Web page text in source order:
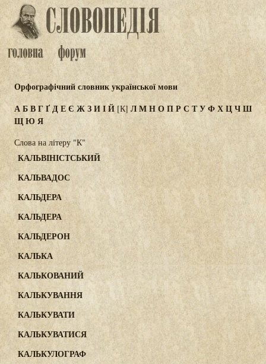
Орфографічний словник української мови
АБВГҐДЕЄ ЖЗИІЙ [К] ЛМНОПРСТУФХЦЧШ
ЩЮ Я
Слова на літеру "К"
КАЛЬВІНІСТСЬКИЙ
КАЛЬВАДОС
КАЛЬДЕРА
КАЛЬДЕРА
КАЛЬДЕРОН
КАЛЬКА
КАЛЬКОВАНИЙ
КАЛЬКУВАННЯ
КАЛЬКУВАТИ
КАЛЬКУВАТИСЯ
КАЛЬКУЛОГРАФ